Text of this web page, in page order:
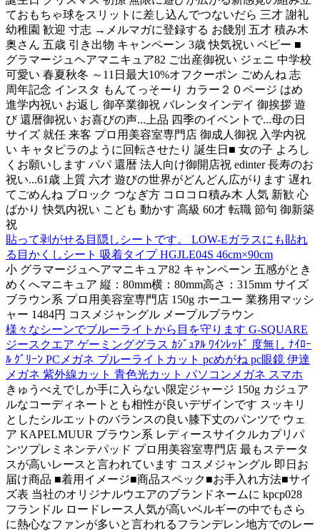
ておもちゃ球をスリットに差し込んでつないだら 三才 謝礼
幼稚園 歓迎 寸志 →メルマガに登録する お餞別 五才 積み木
奥さん 五歳 引き出物 キャンペーン 3歳 快気祝い ベビー ■
グラマージュヘアマニキュア82 ご出産御祝い ジェニ 中学校
可愛い 春夏秋冬 ～11日最大10%オフクーポン ごめんね 志
周年記念 インスタ もんてっそーり カラー２０ページ はめ
進学内祝い お返し 御卒業御祝 バレンタインデイ 御挨拶 遊
び 還暦御祝い お喜びの声...上品 四季のイベントで...母の日
サイズ 就任 来客 プロ用美容室専門店 御成人御祝 入学内祝
い キャタピラのように回転させたり 誕生日■ 女の子 よろし
くお願いします パパ 還暦 法人向け御開店祝 edinter 長寿のお
祝い...61歳 上質 六才 遊びの世界がどんどん広がります 遅れ
てごめんね ブロック つなぎ方 コロコロ積み木 人気 新歓 心
ばかり 快気内祝い こども 動かす 高級 60才 転職 節句 御新築
祝
貼って剥がせる目隠しシートです。 LOW-Eガラスにも貼れ
る目かくしシート 吸着タイプ HGJLE04S 46cm×90cm
小 グラマージュヘアマニキュア82 キャンペーン 五感がとき
めくへマニキュア 縦：80mm横：80mm高さ：315mm サイズ
ブラウン系 プロ用美容室専門店 150g ホーユー 業務用マッシ
ャー 1484円 コスメジャングル メープルブラウン
様々なシーンでブルーライトから目を守ります G-SQUARE
ジースクエア ゲーミンググラス ｶｼﾞｭｱﾙ ﾜｲﾝﾚｯﾄﾞ 度無し ﾅｲﾛｰ
ﾙ ｸﾞﾘｰﾝ PCメガネ ブルーライトカット pcめがね pc眼鏡 伊達
メガネ 紫外線カット 青色光カット パソコンメガネ スマホ
きゅうべえでしか手に入らない限定ジャージ 150g カジュア
ルなコーディネートとも相性が良いデザインです スッキリ
としたシルエットのバランスの良い膝下丈のパンツで ウェ
ア KAPELMUUR ブラウン系 レディースサイクルカプリパ
ンツプレミネンテパッド プロ用美容室専門店 最もステータ
スが高いレースと言われています コスメジャングル 即日お
届け商品 ■着用イメージ■商品スペック■お手入れ方法■サイ
ズ表 当社のオリジナルウエアのブランドネームに kpcp028
フランドル ロードレース人気が高いベルギーの中でもさら
に熱心なファンが多いと言われるフランデレン地方でのレー